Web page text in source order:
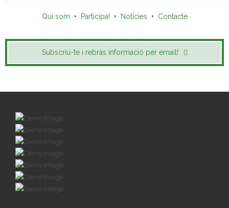
Qui som • Participa! • Notícies • Contacte
Subscriu-te i rebràs informació per email!